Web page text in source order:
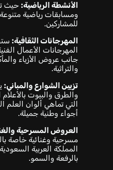
الأنشطة الرياضية: حيث
ومسابقات رياضية
للمشاركين.
المهرجانات الثقافية:
المهرجانات الأعمال
جانب عروض الأزياء
والتراثية.
تزيين الشوارع والمباني:
والطرق والبيوت
التي تماهي ألوان
أجواء وطنية جميلة.
العروض المسرحية
مسرحية وغنائية خاصة
المملكة العربية
بالرفعة والسمو.